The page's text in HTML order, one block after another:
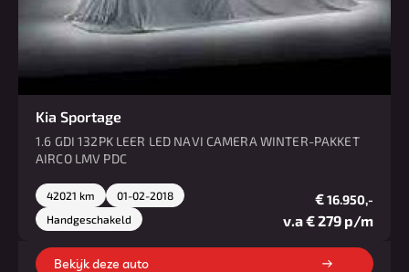
Kia Sportage
1.6 GDI 132PK LEER LED NAVI CAMERA WINTER-PAKKET
AIRCO LMV PDC
42021 km
01-02-2018
Handgeschakeld
€16.950,-
v.a € 279 p/m
Bekijk deze auto